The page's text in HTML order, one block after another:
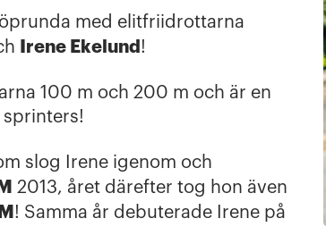
med elitfriidrottarna
Irene Ekelund !
100 m och 200 m och är en
sprinters!
slog Irene igenom och
2013, året därefter tog hon även
! Samma år debuterade Irene på